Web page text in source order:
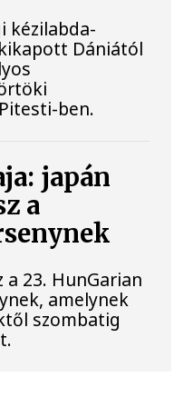
kézilabda-
Dániától
ben.
japán
a
a 23. HunGarian
amelynek
szombatig